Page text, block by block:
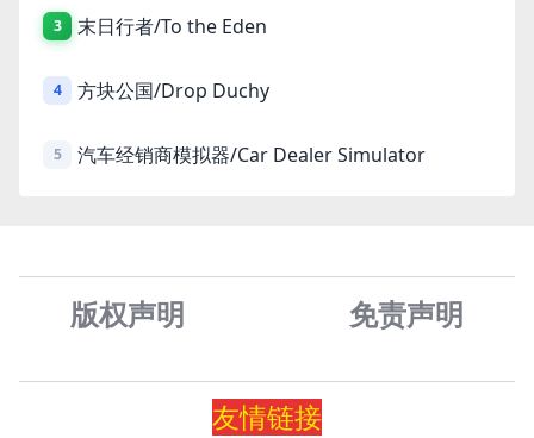
3 末日行者/To the Eden
4 方块公国/Drop Duchy
5 汽车经销商模拟器/Car Dealer Simulator
版权声明 免责声明
友情链接